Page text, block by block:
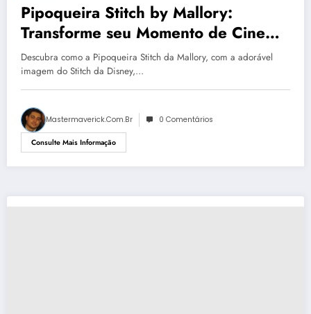
Pipoqueira Stitch by Mallory:
Transforme seu Momento de Cinema
com Pipocas Saudáveis em Apenas 2
Minutos!
Descubra como a Pipoqueira Stitch da Mallory, com a adorável
imagem do Stitch da Disney,…
Mastermaverick.com.br 0 Comentários
Consulte Mais Informação